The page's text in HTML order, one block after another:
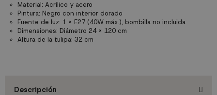
Material: Acrílico y acero
Pintura: Negro con interior dorado
Fuente de luz: 1 x E27 (40W máx.), bombilla no incluida
Dimensiones: Diámetro 24 x 120 cm
Altura de la tulipa: 32 cm
Descripción